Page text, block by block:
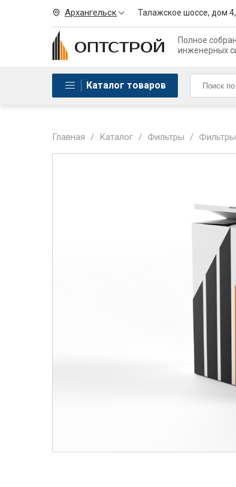
Архангельск Талажское шоссе, дом 4,
Полное
инженерных
Каталог товаров
Главная / Каталог / Фильтры / Фильтры